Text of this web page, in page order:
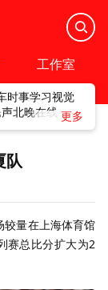
工作室
时事学习视觉
北晚在线
队
较量在上海体育馆
赛总比分扩大为2